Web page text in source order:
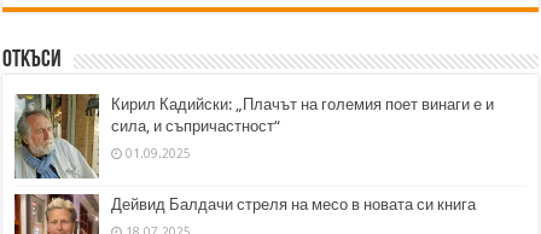
Откъси
Кирил Кадийски: „Плачът на големия поет винаги е и
сила, и съпричастност“
01.09.2025
Дейвид Балдачи стреля на месо в новата си книга